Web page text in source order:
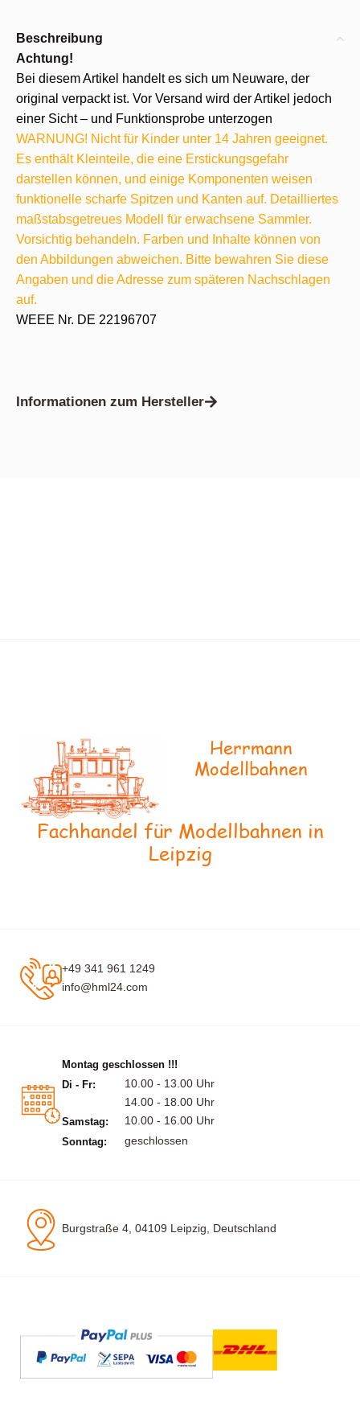
Beschreibung
Achtung!
Bei diesem Artikel handelt es sich um Neuware, der
original verpackt ist. Vor Versand wird der Artikel jedoch
einer Sicht – und Funktionsprobe unterzogen
WARNUNG! Nicht für Kinder unter 14 Jahren geeignet.
Es enthält Kleinteile, die eine Erstickungsgefahr
darstellen können, und einige Komponenten weisen
funktionelle scharfe Spitzen und Kanten auf. Detailliertes
maßstabsgetreues Modell für erwachsene Sammler.
Vorsichtig behandeln. Farben und Inhalte können von
den Abbildungen abweichen. Bitte bewahren Sie diese
Angaben und die Adresse zum späteren Nachschlagen
auf.
WEEE Nr. DE 22196707
Informationen zum Hersteller
Herrmann
Modellbahnen
Fachhandel für Modellbahnen in
Leipzig
+49 341 961 1249
info@hml24.com
Montag geschlossen !!!
Di - Fr:
10.00 - 13.00 Uhr
14.00 - 18.00 Uhr
Samstag: 10.00 - 16.00 Uhr
Sonntag: geschlossen
Burgstraße 4, 04109 Leipzig, Deutschland